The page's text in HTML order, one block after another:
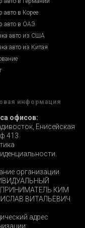
авто в Корее
авто в ОАЭ
авто из США
авто из Китая
информация
офисов:
Енисейская
413
организации
КИМ
ВИТАЛЬЕВИЧ
адрес